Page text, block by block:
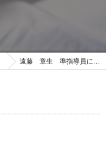
遠藤 章生 準指導員に任命